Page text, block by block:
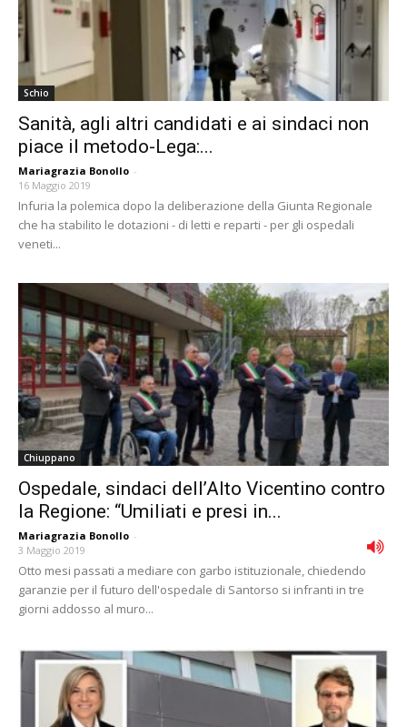
Schio
Sanità, agli altri candidati e ai sindaci non
piace il metodo-Lega:...
Mariagrazia Bonollo -
16 Maggio 2019
Infuria la polemica dopo la deliberazione della Giunta Regionale
che ha stabilito le dotazioni - di letti e reparti - per gli ospedali
veneti...
Chiuppano
Ospedale, sindaci dell’Alto Vicentino contro
la Regione: “Umiliati e presi in...
Mariagrazia Bonollo -
3 Maggio 2019
Otto mesi passati a mediare con garbo istituzionale, chiedendo
garanzie per il futuro dell'ospedale di Santorso si infranti in tre
giorni addosso al muro...